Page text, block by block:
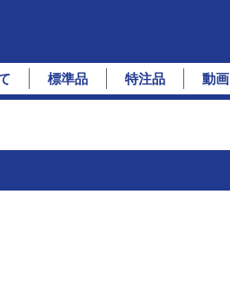
標準品 特注品 動画